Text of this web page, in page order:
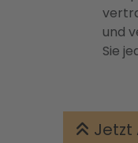
und
Sie
Jetzt